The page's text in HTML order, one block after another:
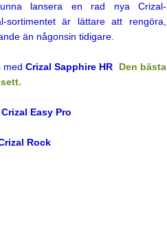
lansera en rad nya Crizal-
sortimentet är lättare att rengöra,
än någonsin tidigare.
medCrizal Sapphire HR
Den bästa
Crizal Easy Pro
Rock